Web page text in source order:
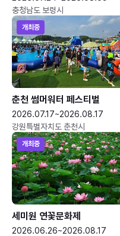
충청남도 보령시
개최중
춘천 썸머워터 페스티벌
2026.07.17~2026.08.17
강원특별자치도 춘천시
개최중
세미원 연꽃문화제
2026.06.26~2026.08.17